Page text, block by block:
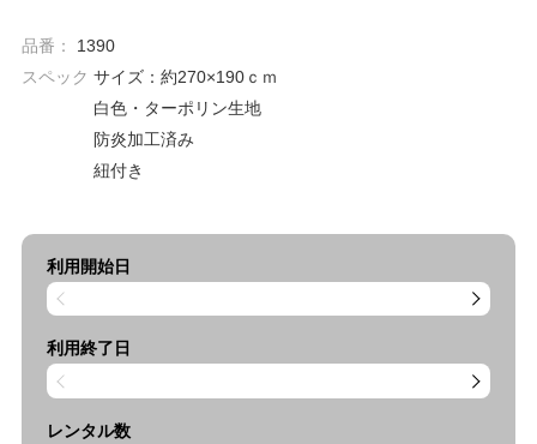
品番：
1390
スペック サイズ：約270×190ｃｍ
白色・ターポリン生地
防炎加工済み
紐付き
利用開始日
利用終了日
レンタル数